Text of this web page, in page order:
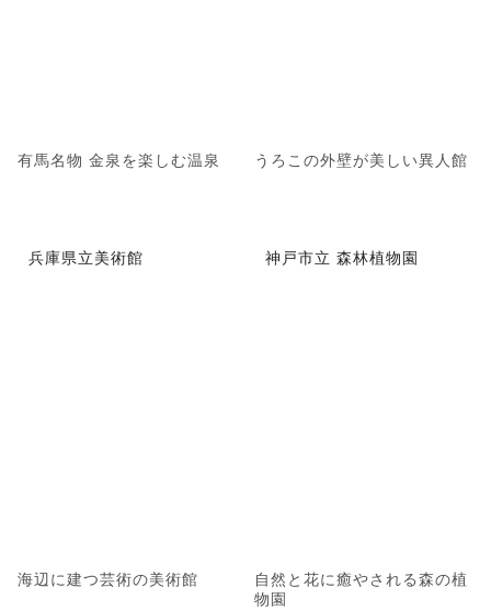
有馬名物 金泉を楽しむ温泉 うろこの外壁が美しい異人館
兵庫県立美術館
海辺に建つ芸術の美術館
神戸市立 森林植物園
自然と花に癒やされる森の植
物園